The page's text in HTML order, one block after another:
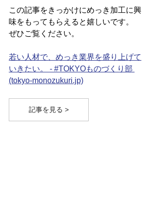
この記事をきっかけにめっき加工に興
味をもってもらえると嬉しいです。
ぜひご覧ください。
若い人材で、めっき業界を盛り上げて
いきたい。 - #TOKYOものづくり部
(tokyo-monozukuri.jp)
記事を見る >